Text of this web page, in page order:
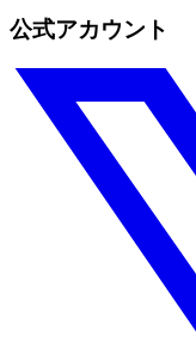
公式アカウント